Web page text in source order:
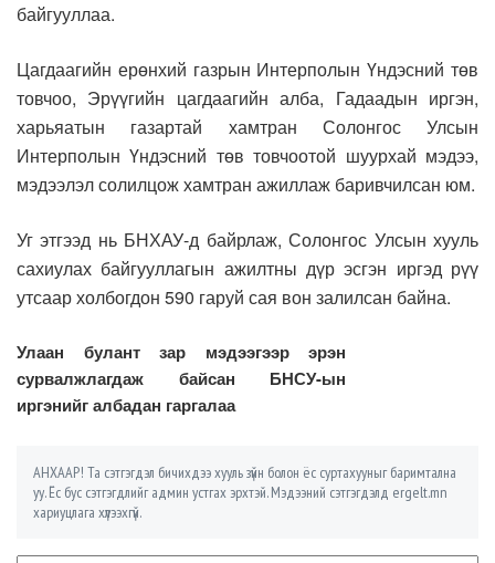
байгууллаа.
Цагдаагийн ерөнхий газрын Интерполын Үндэсний төв
товчоо, Эрүүгийн цагдаагийн алба, Гадаадын иргэн,
харьяатын газартай хамтран Солонгос Улсын
Интерполын Үндэсний төв товчоотой шуурхай мэдээ,
мэдээлэл солилцож хамтран ажиллаж баривчилсан юм.
Уг этгээд нь БНХАУ-д байрлаж, Солонгос Улсын хууль
сахиулах байгууллагын ажилтны дүр эсгэн иргэд рүү
утсаар холбогдон 590 гаруй сая вон залилсан байна.
Улаан булант зар мэдээгээр эрэн
сурвалжлагдаж байсан БНСУ-ын
иргэнийг албадан гаргалаа
АНХААР! Та сэтгэгдэл бичихдээ хууль зүйн болон ёс суртахууныг баримтална
уу. Ёс бус сэтгэгдлийг админ устгах эрхтэй. Мэдээний сэтгэгдэлд ergelt.mn
хариуцлага хүлээхгүй.